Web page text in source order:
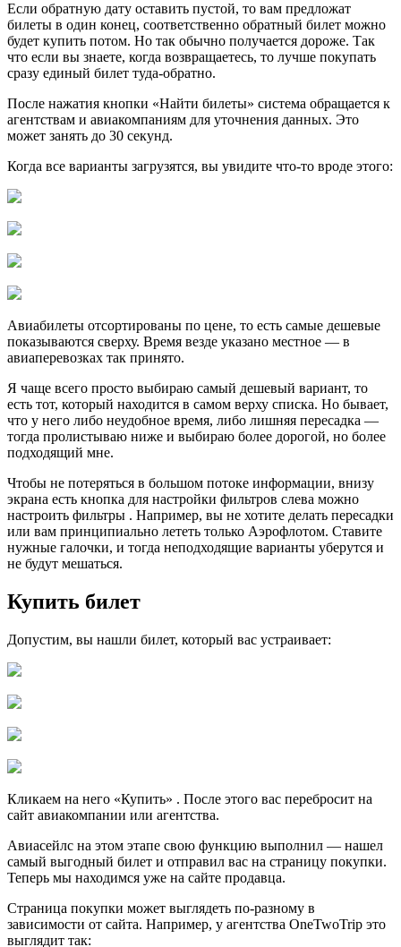
Если обратную дату оставить пустой, то вам предложат
билеты в один конец, соответственно обратный билет можно
будет купить потом. Но так обычно получается дороже. Так
что если вы знаете, когда возвращаетесь, то лучше покупать
сразу единый билет туда-обратно.
После нажатия кнопки «Найти билеты» система обращается к
агентствам и авиакомпаниям для уточнения данных. Это
может занять до 30 секунд.
Когда все варианты загрузятся, вы увидите что-то вроде этого:
Авиабилеты отсортированы по цене, то есть самые дешевые
показываются сверху. Время везде указано местное — в
авиаперевозках так принято.
Я чаще всего просто выбираю самый дешевый вариант, то
есть тот, который находится в самом верху списка. Но бывает,
что у него либо неудобное время, либо лишняя пересадка —
тогда пролистываю ниже и выбираю более дорогой, но более
подходящий мне.
Чтобы не потеряться в большом потоке информации, внизу
экрана есть кнопка для настройки фильтров слева можно
настроить фильтры . Например, вы не хотите делать пересадки
или вам принципиально лететь только Аэрофлотом. Ставите
нужные галочки, и тогда неподходящие варианты уберутся и
не будут мешаться.
Купить билет
Допустим, вы нашли билет, который вас устраивает:
Кликаем на него «Купить» . После этого вас перебросит на
сайт авиакомпании или агентства.
Авиасейлс на этом этапе свою функцию выполнил — нашел
самый выгодный билет и отправил вас на страницу покупки.
Теперь мы находимся уже на сайте продавца.
Страница покупки может выглядеть по-разному в
зависимости от сайта. Например, у агентства OneTwoTrip это
выглядит так: